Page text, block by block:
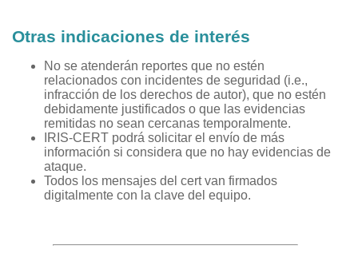
Otras indicaciones de interés
No se atenderán reportes que no estén
relacionados con incidentes de seguridad (i.e.,
infracción de los derechos de autor), que no estén
debidamente justificados o que las evidencias
remitidas no sean cercanas temporalmente.
IRIS-CERT podrá solicitar el envío de más
información si considera que no hay evidencias de
ataque.
Todos los mensajes del cert van firmados
digitalmente con la clave del equipo.